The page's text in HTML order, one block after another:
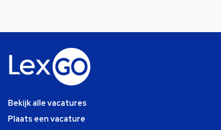
Bekijk alle vacatures
Plaats een vacature